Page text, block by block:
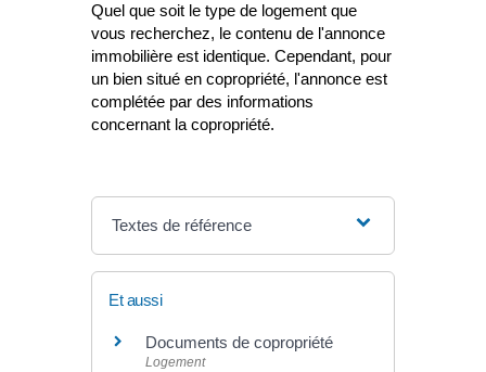
Quel que soit le type de logement que
vous recherchez, le contenu de l'annonce
immobilière est identique. Cependant, pour
un bien situé en copropriété, l'annonce est
complétée par des informations
concernant la copropriété.
Textes de référence
Et aussi
Documents de copropriété
Logement